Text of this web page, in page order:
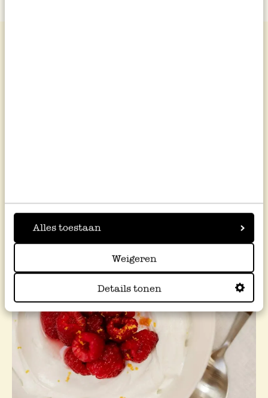
Alles toestaan
Weigeren
Details tonen